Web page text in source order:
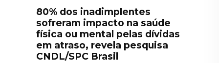
80% dos inadimplentes
sofreram impacto na saúde
física ou mental pelas dívidas
em atraso, revela pesquisa
CNDL/SPC Brasil